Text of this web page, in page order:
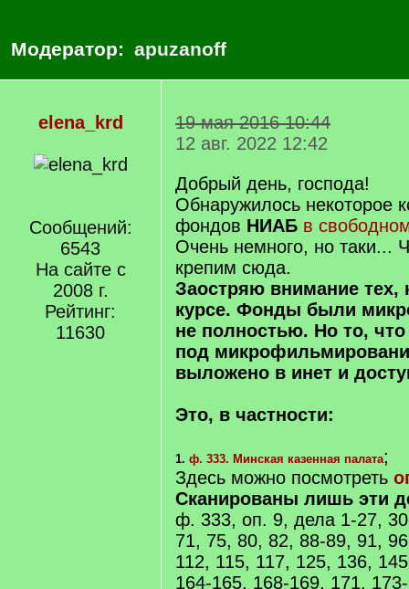
Модератор: apuzanoff
elena_krd
Сообщений:
6543
На сайте с
2008 г.
Рейтинг:
11630
19 мая 2016 10:44
12 авг. 2022 12:42
Добрый день, господа!
Обнаружилось некоторое
фондов НИАБ в
Очень немного, но таки...
крепим сюда.
Заостряю внимание тех,
курсе. Фонды были
не полностью. Но то, что
под
выложено в инет и
Это, в частности:
1. ф. 333. Минская казенная палата;
Здесь можно посмотреть
Сканированы лишь эти
ф. 333, оп. 9, дела 1-27,
71, 75, 80, 82, 88-89, 91,
112, 115, 117, 125, 136,
164-165, 168-169, 171,